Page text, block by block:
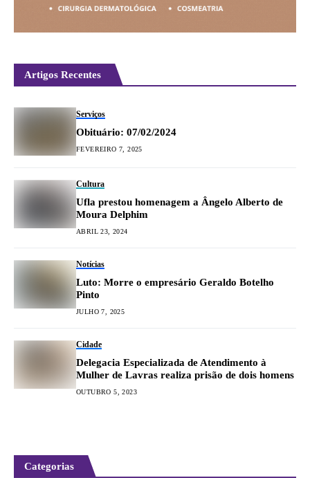
Artigos Recentes
Serviços
Obituário: 07/02/2024
FEVEREIRO 7, 2025
Cultura
Ufla prestou homenagem a Ângelo Alberto de
Moura Delphim
ABRIL 23, 2024
Notícias
Luto: Morre o empresário Geraldo Botelho
Pinto
JULHO 7, 2025
Cidade
Delegacia Especializada de Atendimento à
Mulher de Lavras realiza prisão de dois homens
OUTUBRO 5, 2023
Categorias